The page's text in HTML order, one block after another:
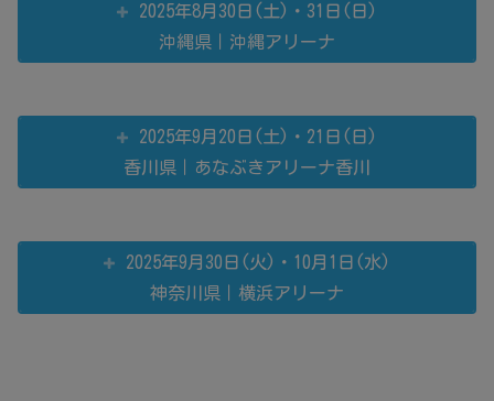
2025年8月30日(土)・31日(日)
沖縄県｜沖縄アリーナ
2025年9月20日(土)・21日(日)
香川県｜あなぶきアリーナ香川
2025年9月30日(火)・10月1日(水)
神奈川県｜横浜アリーナ